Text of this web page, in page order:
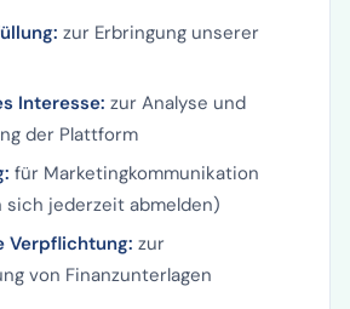
zur Erbringung unserer
Interesse: zur Analyse und
der Plattform
für Marketingkommunikation
sich jederzeit abmelden)
Verpflichtung: zur
von Finanzunterlagen